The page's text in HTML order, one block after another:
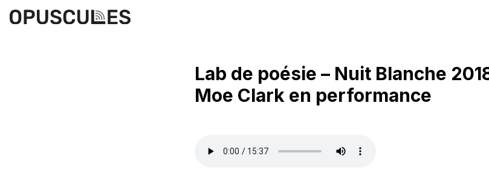
Lab de poésie – Nuit Blanche
Moe Clark en performance